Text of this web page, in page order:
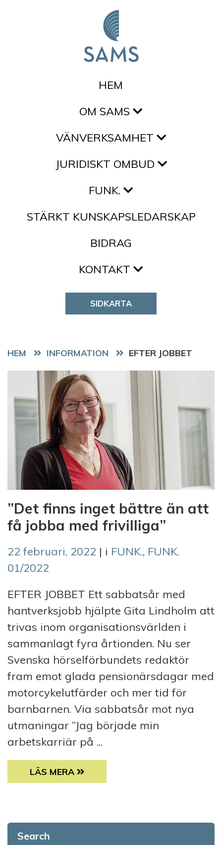
HEM
OM SAMS
VÄNVERKSAMHET
JURIDISKT OMBUD
FUNK.
STÄRKT KUNSKAPSLEDARSKAP
BIDRAG
KONTAKT
SIDKARTA
HEM EFTER JOBBET
”Det finns inget bättre än att
få jobba med frivilliga”
22 februari, 2022 | i FUNK., FUNK.
01/2022
EFTER JOBBET Ett sabbatsår med
hantverksjobb hjälpte Gita Lindholm att
trivas inom organisationsvärlden i
sammanlagt fyra årtionden. Nu ser
Svenska hörselförbundets redaktör
fram emot glada pensionärsdagar med
motorcykelutfärder och mer tid för
barnbarnen. Via sabbatsår mot nya
utmaningar ”Jag började min
arbetskarriär på ...
”DET FINNS INGET BÄTTRE ÄN ATT FÅ
LÄS MERA
Search